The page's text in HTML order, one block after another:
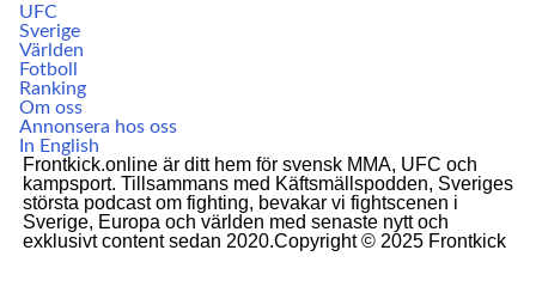
UFC
Sverige
Världen
Fotboll
Ranking
Om oss
Annonsera hos oss
In English
Frontkick.online är ditt hem för svensk MMA, UFC och
kampsport. Tillsammans med Käftsmällspodden, Sveriges
största podcast om fighting, bevakar vi fightscenen i
Sverige, Europa och världen med senaste nytt och
exklusivt content sedan 2020.Copyright © 2025 Frontkick